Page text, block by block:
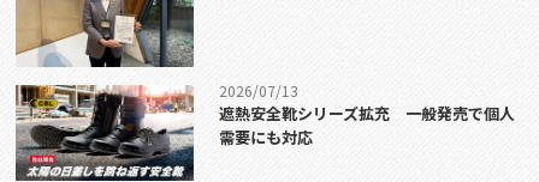
2026/07/13
遮熱安全靴シリーズ拡充 一般発売で個人
需要にも対応